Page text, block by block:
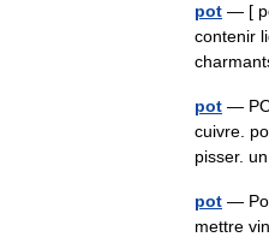
pot — [
contenir
pot —
cuivre.
pisser.
pot —
mettre